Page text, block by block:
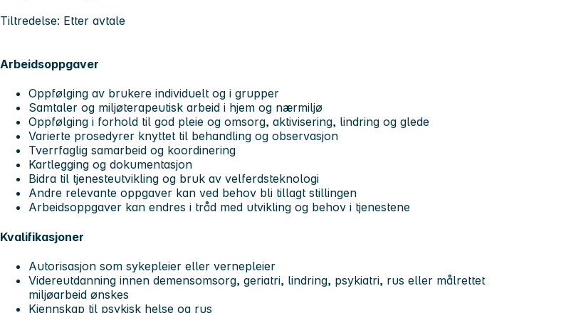
Tiltredelse: Etter avtale
Arbeidsoppgaver
Oppfølging av brukere individuelt og i grupper
Samtaler og miljøterapeutisk arbeid i hjem og nærmiljø
Oppfølging i forhold til god pleie og omsorg, aktivisering, lindring og glede
Varierte prosedyrer knyttet til behandling og observasjon
Tverrfaglig samarbeid og koordinering
Kartlegging og dokumentasjon
Bidra til tjenesteutvikling og bruk av velferdsteknologi
Andre relevante oppgaver kan ved behov bli tillagt stillingen
Arbeidsoppgaver kan endres i tråd med utvikling og behov i tjenestene
Kvalifikasjoner
Autorisasjon som sykepleier eller vernepleier
Videreutdanning innen demensomsorg, geriatri, lindring, psykiatri, rus eller målrettet
miljøarbeid ønskes
Kjennskap til psykisk helse og rus